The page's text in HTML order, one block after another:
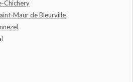
Chichery
Maur de Bleurville